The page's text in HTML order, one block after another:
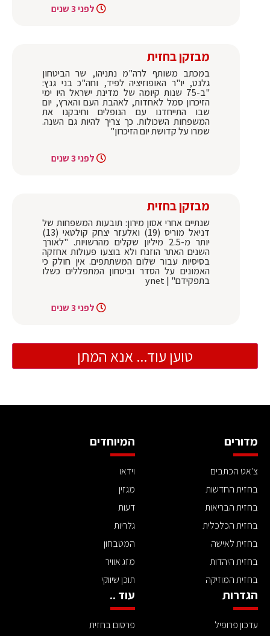
לפני 3 שנים
מבזקן בחזית
במכתב משותף לרה"מ נתניהו, שר הביטחון
גלנט, יו"ר האופוזיציה לפיד, וחה"כ בני גנץ:
"ב-75 שנות קיומה של מדינת ישראל היו ימי
הזיכרון סמל לאחדות, לאהבת העם והארץ, יום
שבו התייחדנו עם הנופלים וחיבקנו את
המשפחות השכולות. כך צריך להיות גם השנה.
שמרו על קדושת יום הזיכרון"
לפני 3 שנים
מבזקן בחזית
שנתיים אחרי אסון מירון: תובעות המשפחות של
דניאל מוריס (19) ואלעזר יצחק קולטאי (13)
יותר מ-2.5 מיליון שקלים מהרשויות. "לאורך
השנים האתר הוזנח ולא בוצעו פעולות אחזקה
בסיסיות עבור שלום המשתתפים. אין חולק כי
האמונים על הסדר וביטחון המתפללים כשלו
בתפקידם" | ynet
לפני 3 שנים
טוען עוד... אנא המתן
מדורים
צ'אט הכתבים
בחזית החדשות
בחזית הבריאות
בחזית הכלכלית
בחזית לאישה
בחזית היהדות
בחזית המוזיקה
המיוחדים
וידאו
מגזין
דעות
גלריות
המטבחון
מזג אוויר
תוכן שיווקי
הגדרות
עדכון פרופיל
עוד ..
פרסום בחזית